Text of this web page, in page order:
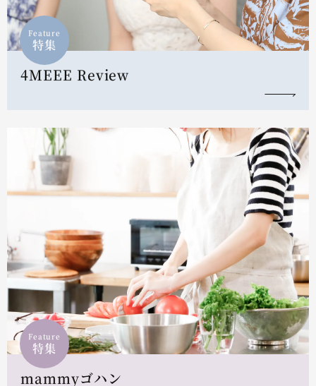
Feature
特集
4MEEE Review
Feature
特集
mammyゴハン